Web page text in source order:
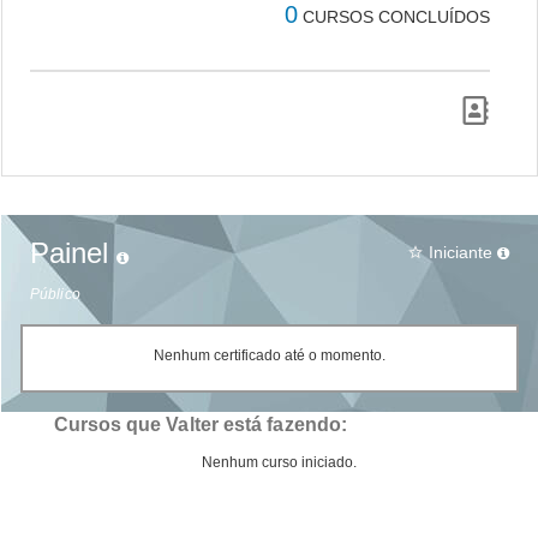
0 CURSOS CONCLUÍDOS
Painel
Público
star_border Iniciante
Nenhum certificado até o momento.
Cursos que Valter está fazendo:
Nenhum curso iniciado.